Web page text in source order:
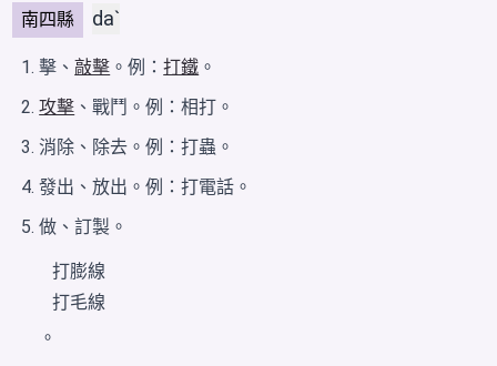
南四縣 daˋ
擊、敲擊 。例：打鐵 。
攻擊 、戰鬥。例：相打。
消除、除去。例：打蟲。
發出、放出。例：打電話。
做、訂製。
打膨線
打毛線
。